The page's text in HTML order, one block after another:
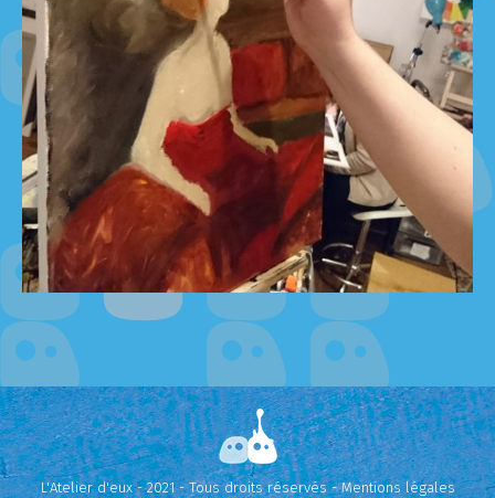
L'Atelier d'eux - 2021 - Tous droits réservés -Mentions légales